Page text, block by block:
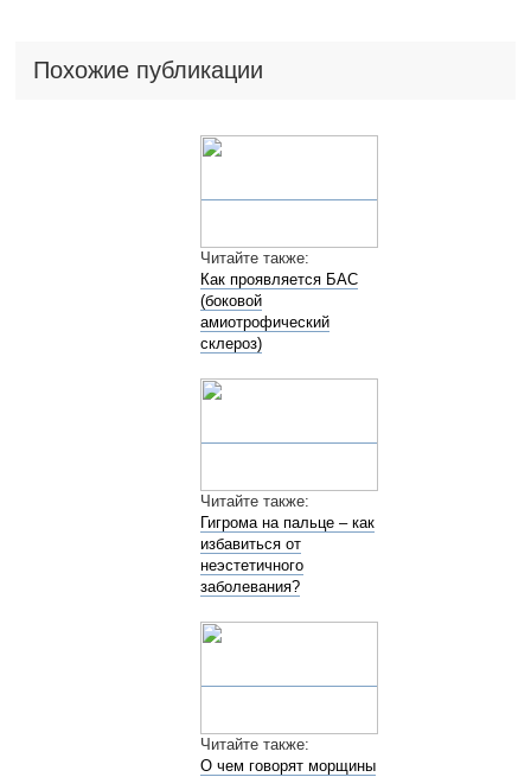
Похожие публикации
Читайте также:
Как проявляется БАС
(боковой
амиотрофический
склероз)
Читайте также:
Гигрома на пальце – как
избавиться от
неэстетичного
заболевания?
Читайте также:
О чем говорят морщины